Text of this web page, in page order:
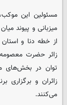
مسئولین این
میزبانی و پیوند
از خطه دنا و
زائر حضرت
توان در بخش‌های
زائران و برگزاری
می‌کنند.